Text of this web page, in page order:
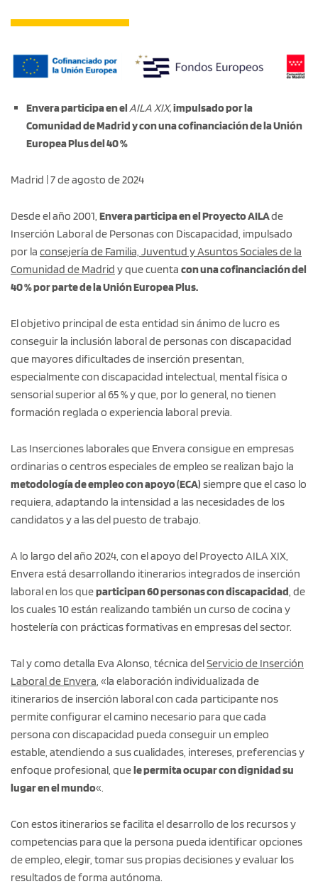
Envera participa en elAILA XIX,impulsado por la
Comunidad de Madrid y con una cofinanciación de la Unión
Europea Plus del 40 %
Madrid | 7 de agosto de 2024
Desde el año 2001, Envera participa en el Proyecto AILAde
Inserción Laboral de Personas con Discapacidad, impulsado
por la consejería de Familia, Juventud y Asuntos Sociales de la
Comunidad de Madrid y que cuenta con una cofinanciación del
40 % por parte de la Unión Europea Plus.
El objetivo principal de esta entidad sin ánimo de lucro es
conseguir la inclusión laboral de personas con discapacidad
que mayores dificultades de inserción presentan,
especialmente con discapacidad intelectual, mental física o
sensorial superior al 65 % y que, por lo general, no tienen
formación reglada o experiencia laboral previa.
Las Inserciones laborales que Envera consigue en empresas
ordinarias o centros especiales de empleo se realizan bajo la
metodología de empleo con apoyo (ECA) siempre que el caso lo
requiera, adaptando la intensidad a las necesidades de los
candidatos y a las del puesto de trabajo.
A lo largo del año 2024, con el apoyo del Proyecto AILA XIX,
Envera está desarrollando itinerarios integrados de inserción
laboral en los queparticipan 60 personas con discapacidad, de
los cuales 10 están realizando también un curso de cocina y
hostelería con prácticas formativas en empresas del sector.
Tal y como detalla Eva Alonso, técnica delServicio de Inserción
Laboral de Envera , «la elaboración individualizada de
itinerarios de inserción laboral con cada participante nos
permite configurar el camino necesario para que cada
persona con discapacidad pueda conseguir un empleo
estable, atendiendo a sus cualidades, intereses, preferencias y
enfoque profesional, quele permita ocupar con dignidad su
lugar en el mundo«.
Con estos itinerarios se facilita el desarrollo de los recursos y
competencias para que la persona pueda identificar opciones
de empleo, elegir, tomar sus propias decisiones y evaluar los
resultados de forma autónoma.